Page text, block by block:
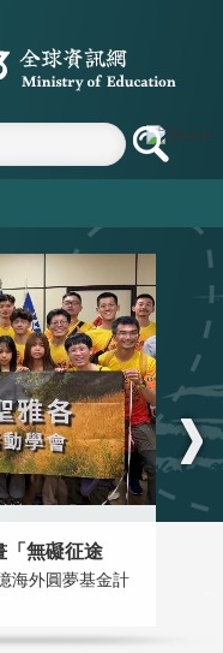
「無礙征途
海外圓夢基金計